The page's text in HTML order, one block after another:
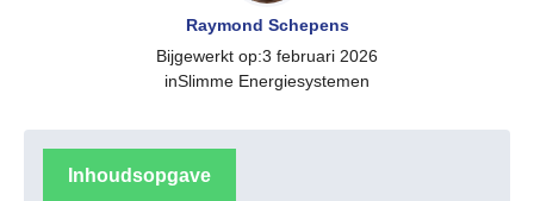
Raymond Schepens
Bijgewerkt op:3 februari 2026
inSlimme Energiesystemen
Inhoudsopgave